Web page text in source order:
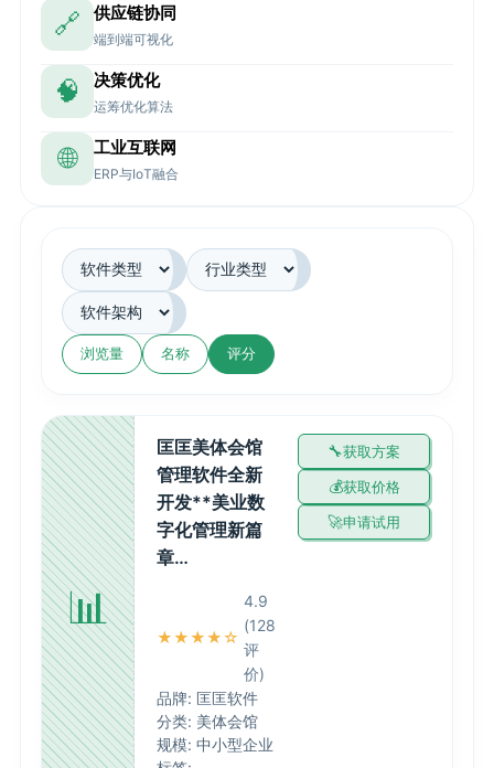
🔗 供应链协同
端到端可视化
🧠 决策优化
运筹优化算法
🌐 工业互联网
ERP与IoT融合
浏览量 名称 评分
📊
匡匡美体会馆
管理软件全新
开发**美业数
字化管理新篇
章…
★★★★☆
4.9
(128
评
价)
品牌: 匡匡软件
分类: 美体会馆
规模: 中小型企业
获取方案
获取价格
申请试用